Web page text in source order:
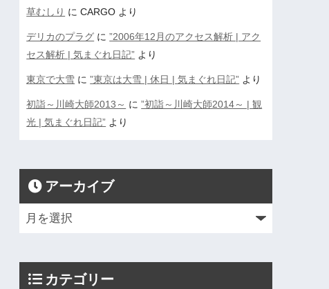
草むしり にCARGO より
デリカのプラグ に”2006年12月のアクセス解析 | アク
セス解析 | 気まぐれ日記” より
東京で大雪 に”東京は大雪 | 休日 | 気まぐれ日記” より
初詣～川崎大師2013～ に”初詣～川崎大師2014～ | 観
光 | 気まぐれ日記” より
アーカイブ
カテゴリー